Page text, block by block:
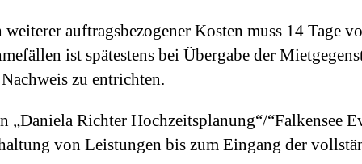
auftragsbezogener Kosten muss 14 Tage
ist spätestens bei Übergabe der
zu entrichten.
Richter Hochzeitsplanung“/“Falkensee
von Leistungen bis zum Eingang der